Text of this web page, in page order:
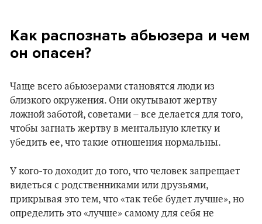
Как распознать абьюзера и чем
он опасен?
Чаще всего абьюзерами становятся люди из
близкого окружения. Они окутывают жертву
ложной заботой, советами – все делается для того,
чтобы загнать жертву в ментальную клетку и
убедить ее, что такие отношения нормальны.
У кого-то доходит до того, что человек запрещает
видеться с родственниками или друзьями,
прикрывая это тем, что «так тебе будет лучше», но
определить это «лучше» самому для себя не